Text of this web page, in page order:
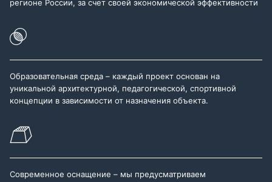
регионе России, за счет своей экономической эффективности
Образовательная среда – каждый проект основан на
уникальной архитектурной, педагогической, спортивной
концепции в зависимости от назначения объекта.
Современное оснащение – мы предусматриваем